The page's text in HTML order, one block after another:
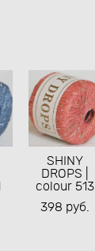
SHINY
DROPS |
colour 513
398 pуб.